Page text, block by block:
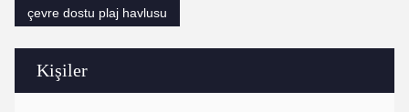
Kişiler
çevre dostu plaj havlusu